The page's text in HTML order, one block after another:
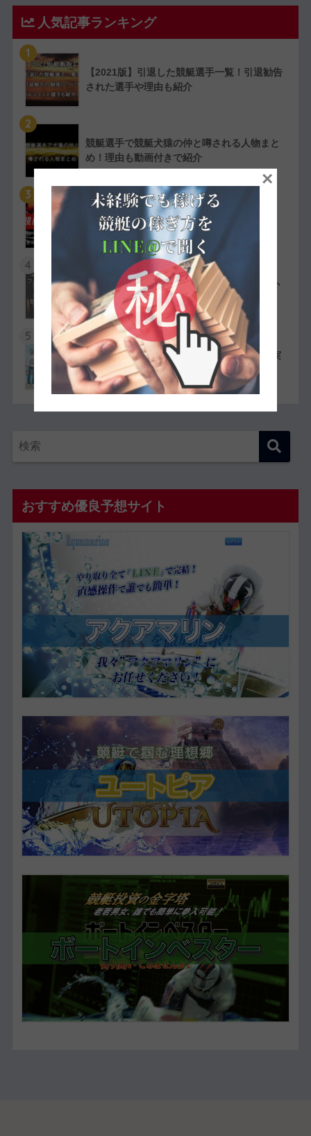
人気記事ランキング
1
【2021版】引退した競艇選手一覧！引退勧告
された選手や理由も紹介
2
競艇選手で競艇犬猿の仲と噂される人物まと
め！理由も動画付きで紹介
3
【実費で検証】競艇LINERの予想は凄かっ
た！特徴や評判・口コミを紹介
4
競艇選手の嫌われ者まとめ！ファン・選手か
ら嫌われている人物を紹介
5
競艇選手同士の夫婦11組一覧【夫婦対決が実
現したレースも紹介】
おすすめ優良予想サイト
×